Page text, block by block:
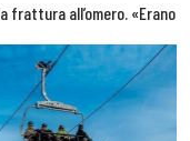
frattura all’omero. «Erano